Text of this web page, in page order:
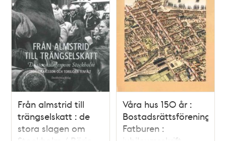
Från almstrid till
trängselskatt : de
stora slagen om
Våra hus 150 år :
Bostadsrättsföreningen
Fatburen :